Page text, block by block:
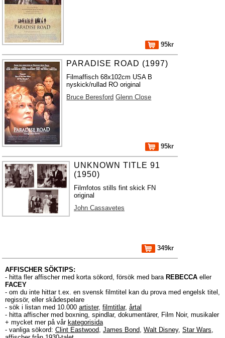
95kr
PARADISE ROAD (1997)
Filmaffisch 68x102cm USA B
nyskick/rullad RO original
Bruce Beresford Glenn Close
95kr
UNKNOWN TITLE 91
(1950)
Filmfotos stills fint skick FN
original
John Cassavetes
349kr
AFFISCHER SÖKTIPS:
- hitta fler affischer med korta sökord, försök med bara REBECCA eller
FACEY
- om du inte hittar t.ex. en svensk filmtitel kan du prova med engelsk titel,
regissör, eller skådespelare
- sök i listan med 10.000 artister, filmtitlar, årtal
- hitta affischer med boxning, spindlar, dokumentärer, Film Noir, musikaler
+ mycket mer på vår kategorisida
- vanliga sökord: Clint Eastwood, James Bond, Walt Disney, Star Wars,